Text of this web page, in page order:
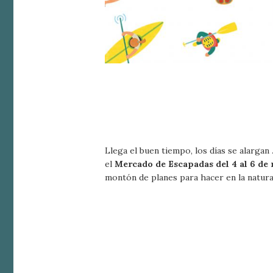
Llega el buen tiempo, los días se
el Mercado de Escapadas del 4 al 6 de
montón de planes para hacer en la
Este
los
que
del
Estas